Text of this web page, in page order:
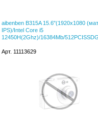
aibenben B315A 15.6"(1920x1080
IPS)/Intel Core i5
12450H(2Ghz)/16384Mb/
Арт. 11113629